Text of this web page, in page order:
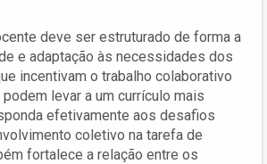
deve ser estruturado de forma a
e adaptação às necessidades dos
incentivam o trabalho colaborativo
levar a um currículo mais
efetivamente aos desafios
coletivo na tarefa de
fortalece a relação entre os